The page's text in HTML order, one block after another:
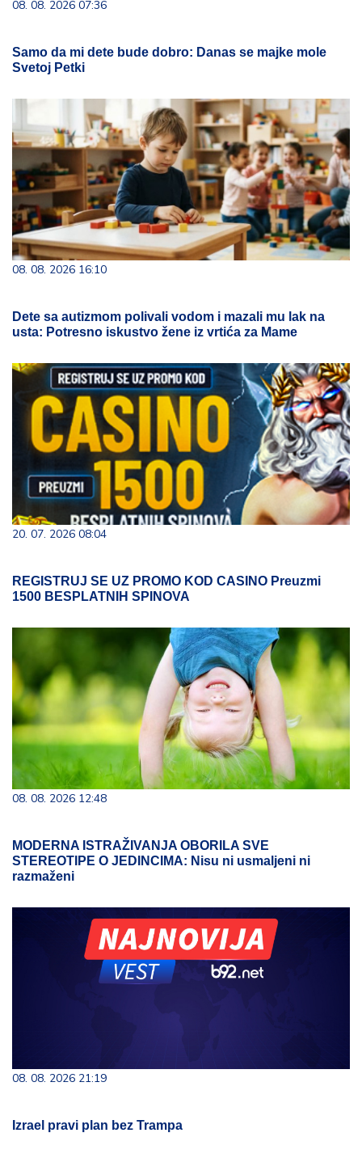
08. 08. 2026 07:36
Samo da mi dete bude dobro: Danas se majke mole
Svetoj Petki
08. 08. 2026 16:10
Dete sa autizmom polivali vodom i mazali mu lak na
usta: Potresno iskustvo žene iz vrtića za Mame
20. 07. 2026 08:04
REGISTRUJ SE UZ PROMO KOD CASINO Preuzmi
1500 BESPLATNIH SPINOVA
08. 08. 2026 12:48
MODERNA ISTRAŽIVANJA OBORILA SVE
STEREOTIPE O JEDINCIMA: Nisu ni usmaljeni ni
razmaženi
08. 08. 2026 21:19
Izrael pravi plan bez Trampa